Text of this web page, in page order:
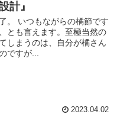
計』
。 いつもながらの橘節です
とも言えます。至極当然の
しまうのは、自分が橘さん
ですが...
2023.04.02